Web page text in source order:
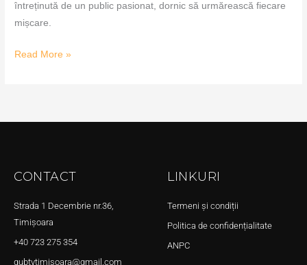
întreținută de un public pasionat, dornic să urmărească fiecare
mișcare.
Read More »
CONTACT
Strada 1 Decembrie nr.36,
Timișoara
+40 723 275 354
qubtvtimisoara@gmail.com
LINKURI
Termeni și condiții
Politica de confidențialitate
ANPC